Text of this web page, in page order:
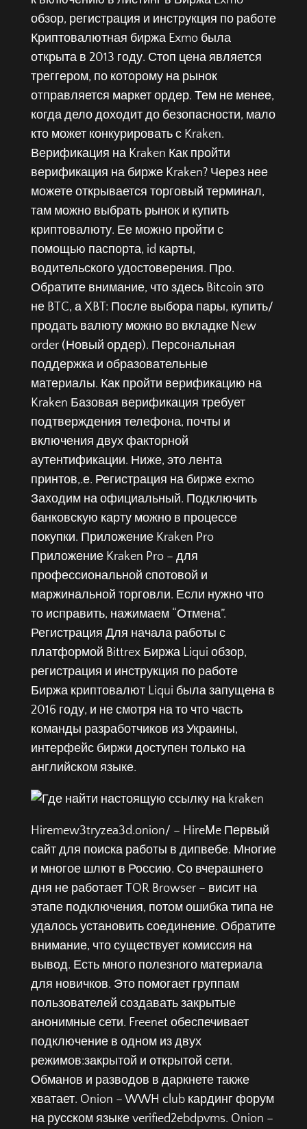
обзор, регистрация и инструкция по работе
Криптовалютная биржа Exmo была
открыта в 2013 году. Стоп цена является
треггером, по которому на рынок
отправляется маркет ордер. Тем не менее,
когда дело доходит до безопасности, мало
кто может конкурировать с Kraken.
Верификация на Kraken Как пройти
верификация на бирже Kraken? Через нее
можете открывается торговый терминал,
там можно выбрать рынок и купить
криптовалюту. Ее можно пройти с
помощью паспорта, id карты,
водительского удостоверения. Про.
Обратите внимание, что здесь Bitcoin это
не BTC, а XBT: После выбора пары, купить/
продать валюту можно во вкладке New
order (Новый ордер). Персональная
поддержка и образовательные
материалы. Как пройти верификацию на
Kraken Базовая верификация требует
подтверждения телефона, почты и
включения двух факторной
аутентификации. Ниже, это лента
принтов,.е. Регистрация на бирже exmo
Заходим на официальный. Подключить
банковскую карту можно в процессе
покупки. Приложение Kraken Pro
Приложение Kraken Pro – для
профессиональной спотовой и
маржинальной торговли. Если нужно что
то исправить, нажимаем “Отмена”.
Регистрация Для начала работы с
платформой Bittrex Биржа Liqui обзор,
регистрация и инструкция по работе
Биржа криптовалют Liqui была запущена в
2016 году, и не смотря на то что часть
команды разработчиков из Украины,
интерфейс биржи доступен только на
английском языке.
Hiremew3tryzea3d.onion/ – HireMe Первый
сайт для поиска работы в дипвебе. Многие
и многое шлют в Россию. Со вчерашнего
дня не работает TOR Browser – висит на
этапе подключения, потом ошибка типа не
удалось установить соединение. Обратите
внимание, что существует комиссия на
вывод. Есть много полезного материала
для новичков. Это помогает группам
пользователей создавать закрытые
анонимные сети. Freenet обеспечивает
подключение в одном из двух
режимов:закрытой и открытой сети.
Обманов и разводов в даркнете также
хватает. Onion – WWH club кардинг форум
на русском языке verified2ebdpvms. Onion –